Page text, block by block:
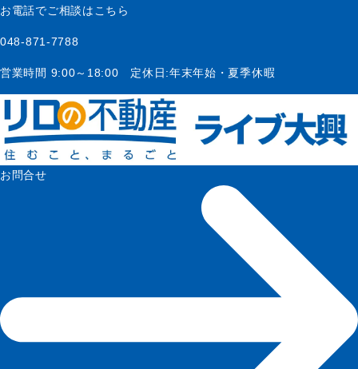
お電話でご相談はこちら
048-871-7788
営業時間 9:00～18:00 定休日:年末年始・夏季休暇
お問合せ